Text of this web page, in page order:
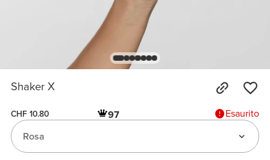
Shaker X
CHF 10.80 97
Esaurito
Rosa